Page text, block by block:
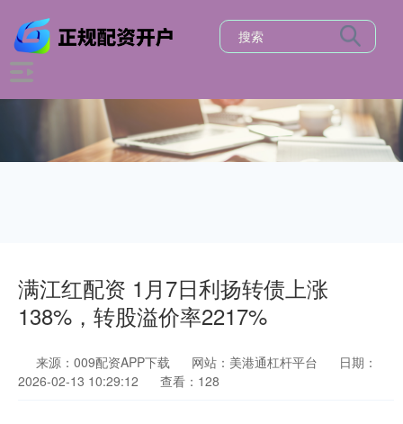
满江红配资 1月7日利扬转债上涨
138%，转股溢价率2217%
来源：009配资APP下载 网站：美港通杠杆平台
日期：
2026-02-13 10:29:12
查看：128